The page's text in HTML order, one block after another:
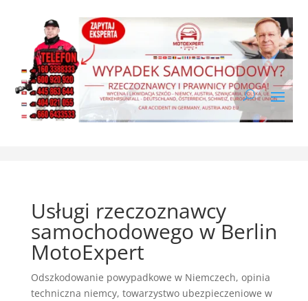
Usługi rzeczoznawcy
samochodowego w Berlin
MotoExpert
Odszkodowanie powypadkowe w Niemczech, opinia
techniczna niemcy, towarzystwo ubezpieczeniowe w